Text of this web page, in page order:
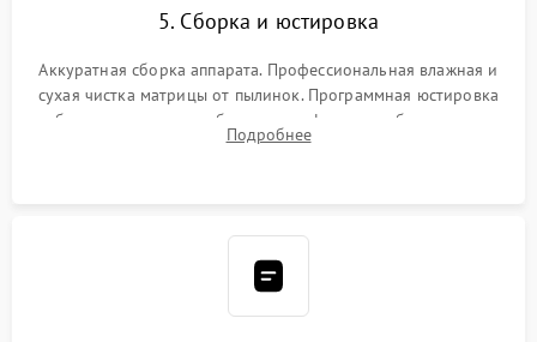
5. Сборка и юстировка
Аккуратная сборка аппарата. Профессиональная влажная и
сухая чистка матрицы от пылинок. Программная юстировка
рабочего отрезка, калибровка автофокуса, стабилизатора и
экспозамера с помощью сервисного ПО.
Подробнее